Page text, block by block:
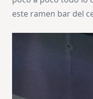
este ramen bar del